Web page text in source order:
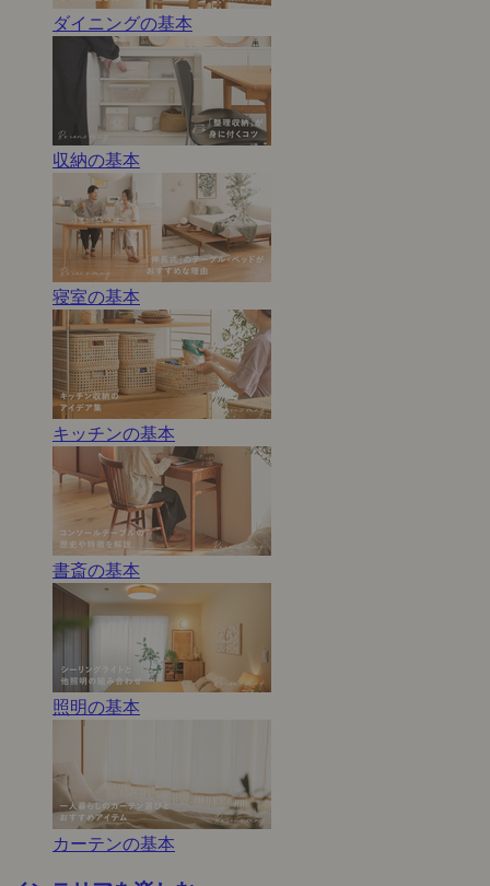
ダイニングの基本
収納の基本
寝室の基本
キッチンの基本
書斎の基本
照明の基本
カーテンの基本